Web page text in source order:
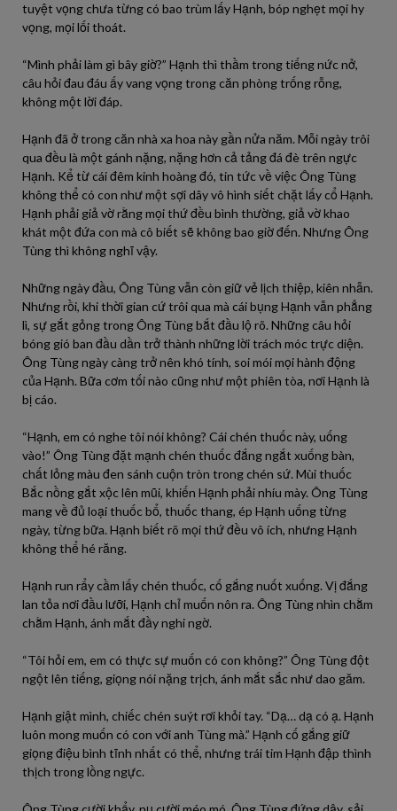
tuyệt vọng chưa từng có bao trùm lấy Hạnh, bóp nghẹt mọi hy
vọng, mọi lối thoát.
“Mình phải làm gì bây giờ?” Hạnh thì thầm trong tiếng nức nở,
câu hỏi đau đáu ấy vang vọng trong căn phòng trống rỗng,
không một lời đáp.
Hạnh đã ở trong căn nhà xa hoa này gần nửa năm. Mỗi ngày trôi
qua đều là một gánh nặng, nặng hơn cả tảng đá đè trên ngực
Hạnh. Kể từ cái đêm kinh hoàng đó, tin tức về việc Ông Tùng
không thể có con như một sợi dây vô hình siết chặt lấy cổ Hạnh.
Hạnh phải giả vờ rằng mọi thứ đều bình thường, giả vờ khao
khát một đứa con mà cô biết sẽ không bao giờ đến. Nhưng Ông
Tùng thì không nghĩ vậy.
Những ngày đầu, Ông Tùng vẫn còn giữ vẻ lịch thiệp, kiên nhẫn.
Nhưng rồi, khi thời gian cứ trôi qua mà cái bụng Hạnh vẫn phẳng
lì, sự gắt gỏng trong Ông Tùng bắt đầu lộ rõ. Những câu hỏi
bóng gió ban đầu dần trở thành những lời trách móc trực diện.
Ông Tùng ngày càng trở nên khó tính, soi mói mọi hành động
của Hạnh. Bữa cơm tối nào cũng như một phiên tòa, nơi Hạnh là
bị cáo.
“Hạnh, em có nghe tôi nói không? Cái chén thuốc này, uống
vào!” Ông Tùng đặt mạnh chén thuốc đắng ngắt xuống bàn,
chất lỏng màu đen sánh cuộn tròn trong chén sứ. Mùi thuốc
Bắc nồng gắt xộc lên mũi, khiến Hạnh phải nhíu mày. Ông Tùng
mang về đủ loại thuốc bổ, thuốc thang, ép Hạnh uống từng
ngày, từng bữa. Hạnh biết rõ mọi thứ đều vô ích, nhưng Hạnh
không thể hé răng.
Hạnh run rẩy cầm lấy chén thuốc, cố gắng nuốt xuống. Vị đắng
lan tỏa nơi đầu lưỡi, Hạnh chỉ muốn nôn ra. Ông Tùng nhìn chằm
chằm Hạnh, ánh mắt đầy nghi ngờ.
“Tôi hỏi em, em có thực sự muốn có con không?” Ông Tùng đột
ngột lên tiếng, giọng nói nặng trịch, ánh mắt sắc như dao găm.
Hạnh giật mình, chiếc chén suýt rơi khỏi tay. “Dạ… dạ có ạ. Hạnh
luôn mong muốn có con với anh Tùng mà.” Hạnh cố gắng giữ
giọng điệu bình tĩnh nhất có thể, nhưng trái tim Hạnh đập thình
thịch trong lồng ngực.